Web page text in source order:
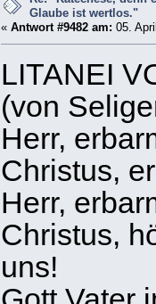
Glaube ist wertlos."
« Antwort #9482 am: 05.
LITANEI
(von
Herr,
Christus,
Herr,
Christus,
uns!